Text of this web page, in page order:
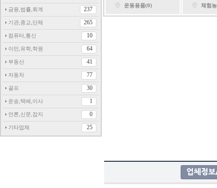
금융,법률,회계 237
기관,종교,단체 265
컴퓨터,통신 10
이민,유학,학원 64
부동산 41
자동차 77
골프 30
운송,택배,이사 1
언론,신문,잡지 0
기타업체 25
운동용품(0) 체험